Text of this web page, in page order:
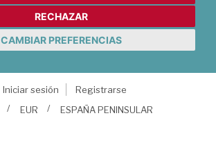
RECHAZAR
CAMBIAR PREFERENCIAS
Iniciar sesión
Registrarse
EUR ESPAÑA PENINSULAR